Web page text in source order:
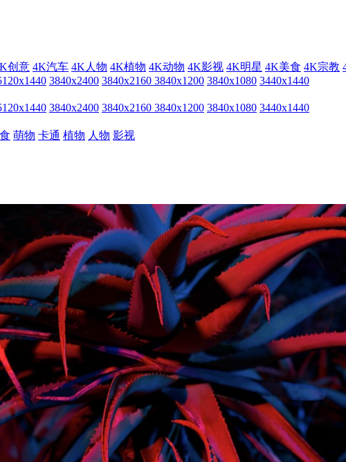
创意 4K汽车 4K人物 4K植物 4K动物 4K影视 4K明星 4K美食 4K宗教
3840x2400 3840x2160 3840x1200 3840x1080 3440x1440
3840x2400 3840x2160 3840x1200 3840x1080 3440x1440
萌物 卡通 植物 人物 影视